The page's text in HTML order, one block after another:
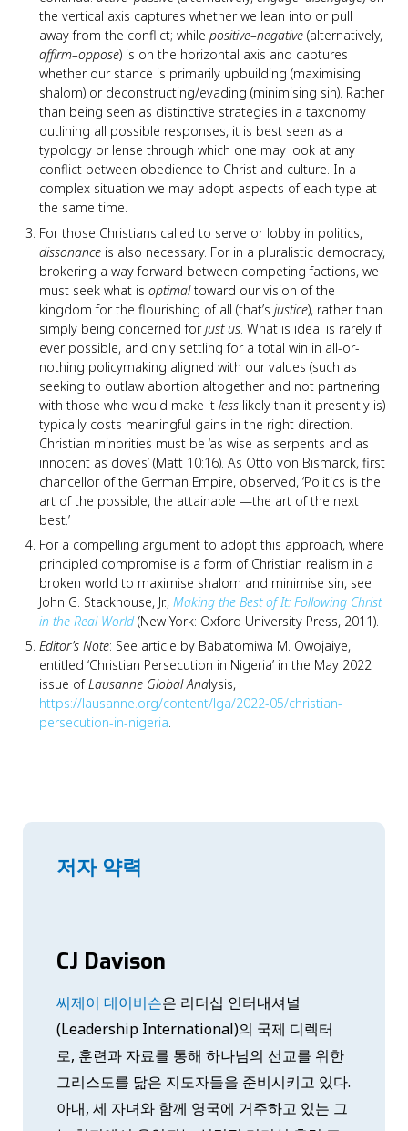
the vertical axis captures whether we lean into or pull
away from the conflict; while positive–negative (alternatively,
affirm–oppose) is on the horizontal axis and captures
whether our stance is primarily upbuilding (maximising
shalom) or deconstructing/evading (minimising sin). Rather
than being seen as distinctive strategies in a taxonomy
outlining all possible responses, it is best seen as a
typology or lense through which one may look at any
conflict between obedience to Christ and culture. In a
complex situation we may adopt aspects of each type at
the same time.
For those Christians called to serve or lobby in politics,
dissonance is also necessary. For in a pluralistic democracy,
brokering a way forward between competing factions, we
must seek what is optimaltoward our vision of the
kingdom for the flourishing of all (that’s justice), rather than
simply being concerned forjust us . What is ideal is rarely if
ever possible, and only settling for a total win in all-or-
nothing policymaking aligned with our values (such as
seeking to outlaw abortion altogether and not partnering
with those who would make it less likely than it presently is)
typically costs meaningful gains in the right direction.
Christian minorities must be ‘as wise as serpents and as
innocent as doves’ (Matt 10:16). As Otto von Bismarck, first
chancellor of the German Empire, observed, ‘Politics is the
art of the possible, the attainable —the art of the next
best.’
For a compelling argument to adopt this approach, where
principled compromise is a form of Christian realism in a
broken world to maximise shalom and minimise sin, see
John G. Stackhouse, Jr., Making the Best of It: Following Christ
in the Real World(New York: Oxford University Press, 2011).
Editor’s Note: See article by Babatomiwa M. Owojaiye,
entitled ‘Christian Persecution in Nigeria’ in the May 2022
issue ofLausanne Global Analysis,
https://lausanne.org/content/lga/2022-05/christian-
persecution-in-nigeria.
저자 약력
CJ Davison
씨제이 데이비슨은 리더십 인터내셔널
(Leadership International)의 국제 디렉터
로, 훈련과 자료를 통해 하나님의 선교를 위한
그리스도를 닮은 지도자들을 준비시키고 있다.
아내, 세 자녀와 함께 영국에 거주하고 있는 그